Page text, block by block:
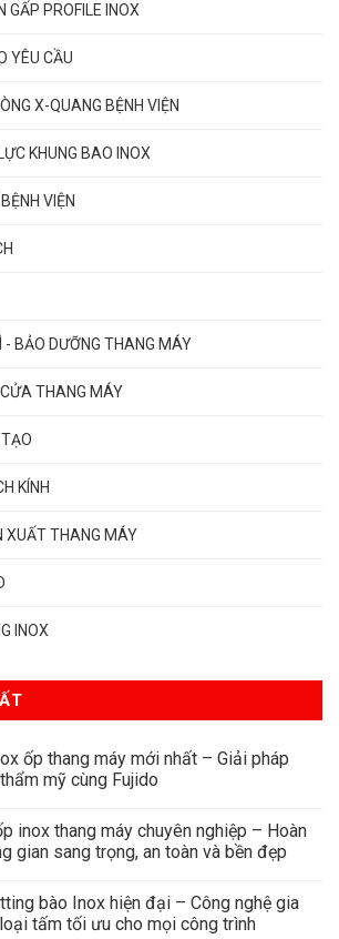
GẤP PROFILE INOX
YÊU CẦU
X-QUANG BỆNH VIỆN
KHUNG BAO INOX
VIỆN
- BẢO DƯỠNG THANG MÁY
CỬA THANG MÁY
KÍNH
XUẤT THANG MÁY
INOX
ốp thang máy mới nhất – Giải pháp
mỹ cùng Fujido
inox thang máy chuyên nghiệp – Hoàn
gian sang trọng, an toàn và bền đẹp
bào Inox hiện đại – Công nghệ gia
tấm tối ưu cho mọi công trình